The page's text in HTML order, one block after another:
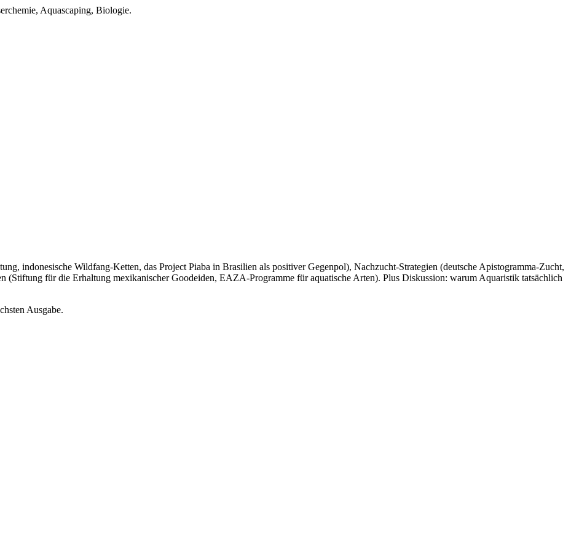
Aquascaping, Biologie.
indonesische Wildfang-Ketten, das Project Piaba in Brasilien als positiver Gegenpol), Nachzucht-Strategien (deutsche Apistogramma-Zucht,
für die Erhaltung mexikanischer Goodeiden, EAZA-Programme für aquatische Arten). Plus Diskussion: warum Aquaristik tatsächlich
Ausgabe.